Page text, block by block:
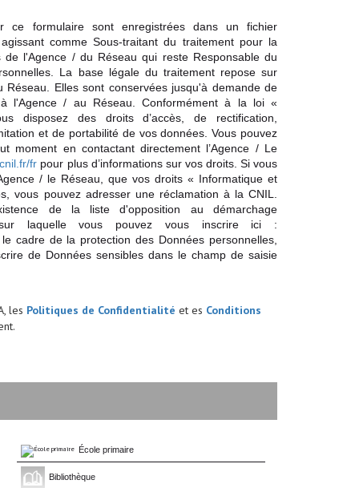
ce formulaire sont enregistrées dans un fichier
comme Sous-traitant du traitement pour la
de l'Agence / du Réseau qui reste Responsable du
La base légale du traitement repose sur
Elles sont conservées jusqu'à demande de
l'Agence / au Réseau. Conformément à la loi «
disposez des droits d’accès, de rectification,
et de portabilité de vos données. Vous pouvez
moment en contactant directement l’Agence / Le
fr pour plus d’informations sur vos droits. Si vous
/ le Réseau, que vos droits « Informatique et
vous pouvez adresser une réclamation à la CNIL.
de la liste d'opposition au démarchage
laquelle vous pouvez vous inscrire ici :
cadre de la protection des Données personnelles,
de Données sensibles dans le champ de saisie
les Politiques de Confidentialité et es Conditions
École primaire
Bibliothèque